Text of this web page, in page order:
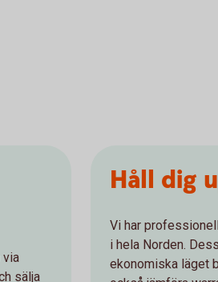
via
sälja
Håll dig
Vi har
i hela Norden.
ekonomiska läget